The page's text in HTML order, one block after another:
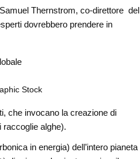
Thernstrom, co-direttore del
dovrebbero prendere in
Stock
che invocano la creazione di
raccoglie alghe).
in energia) dell’intero pianeta